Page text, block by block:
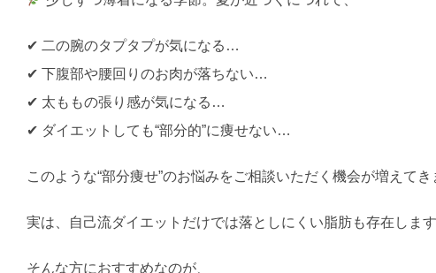
✔ 二の腕のタプタプが気になる…
✔ 下腹部や腰回りのお肉が落ちない…
✔ 太ももの張り感が気になる…
✔ ダイエットしても“部分的”に痩せない…
このような“部分痩せ”のお悩みをご相談いただく機会が増えてき
実は、自己流ダイエットだけでは落としにくい脂肪も存在します
そんな方におすすめなのが、